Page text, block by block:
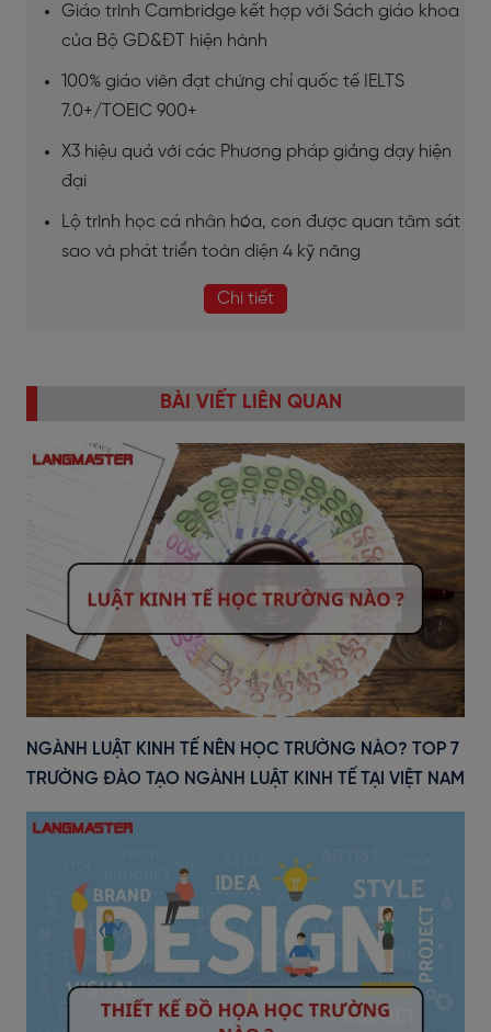
Giáo trình Cambridge kết hợp với Sách giáo khoa
của Bộ GD&ĐT hiện hành
100% giáo viên đạt chứng chỉ quốc tế IELTS
7.0+/TOEIC 900+
X3 hiệu quả với các Phương pháp giảng dạy hiện
đại
Lộ trình học cá nhân hóa, con được quan tâm sát
sao và phát triển toàn diện 4 kỹ năng
Chi tiết
BÀI VIẾT LIÊN QUAN
NGÀNH LUẬT KINH TẾ NÊN HỌC TRƯỜNG NÀO? TOP 7
TRƯỜNG ĐÀO TẠO NGÀNH LUẬT KINH TẾ TẠI VIỆT NAM